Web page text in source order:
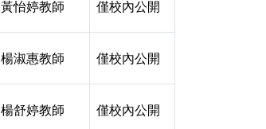
黃怡婷教師 僅校內公開
楊淑惠教師 僅校內公開
楊舒婷教師 僅校內公開